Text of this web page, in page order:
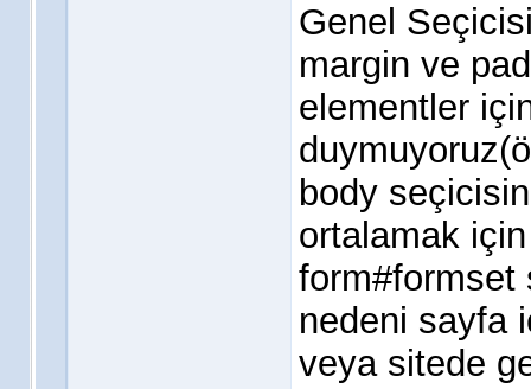
Genel
margin ve
elementler
body
ortalamak için
form#formset
nedeni sayfa
veya sitede